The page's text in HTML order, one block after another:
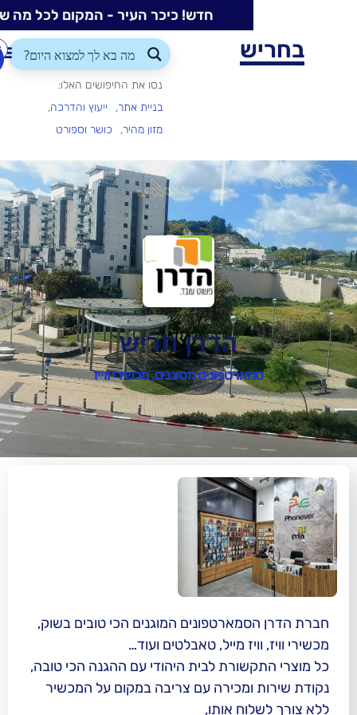
חדש! כיכר העיר - המקום לכל מה שקורה בעיר
ייעוץ והדרכה
כושר וספורט
התחברות/הרשמה
הוספת
עסק
הדרן חריש
מסוננים, מכשירי ווייז
המוגנים הכי טובים בשוק,
מייל, טאבלטים ועוד…
לבית היהודי עם ההגנה הכי טובה,
עם צריבה במקום על המכשיר
אותו,